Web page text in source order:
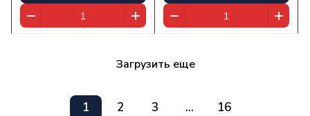
Загрузить еще
1 2 3 ... 16